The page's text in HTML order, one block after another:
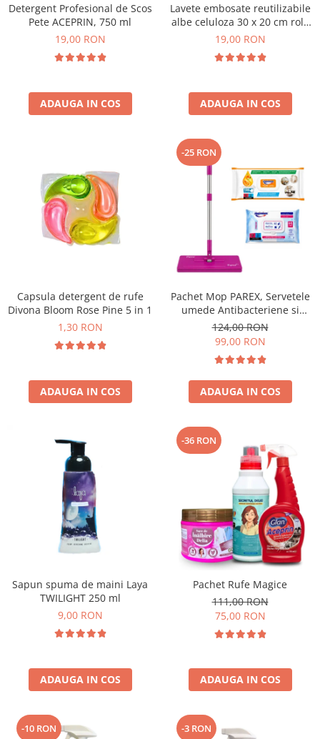
Sampon
Sare de baie
Servetele Umede
Detergent Profesional de Scos
Pete ACEPRIN, 750 ml
19,00 RON
ADAUGA IN COS
Lavete embosate reutilizabile
albe celuloza 30 x 20 cm rola
50 bucati
19,00 RON
ADAUGA IN COS
Capsula detergent de rufe
Divona Bloom Rose Pine 5 in 1
1,30 RON
ADAUGA IN COS
-25 RON
Pachet Mop PAREX, Servetele
umede Antibacteriene si
Multisuprafete
124,00 RON
99,00 RON
ADAUGA IN COS
Sapun spuma de maini Laya
TWILIGHT 250 ml
9,00 RON
ADAUGA IN COS
-36 RON
Pachet Rufe Magice
111,00 RON
75,00 RON
ADAUGA IN COS
-10 RON -3 RON